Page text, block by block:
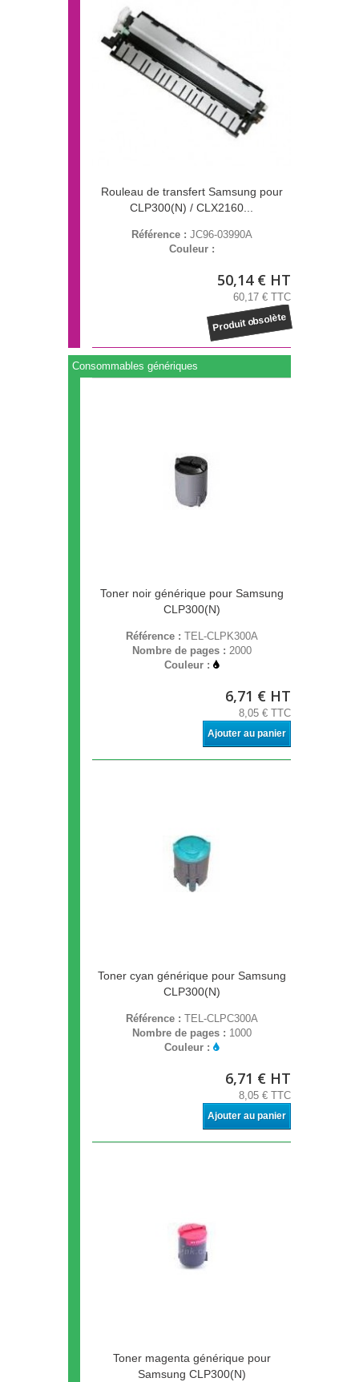
Rouleau de transfert Samsung pour
CLP300(N) / CLX2160...
Référence : JC96-03990A
Couleur :
50,14 € HT
60,17 € TTC
Produit obsolète
Consommables génériques
Toner noir générique pour Samsung
CLP300(N)
Référence : TEL-CLPK300A
Nombre de pages : 2000
Couleur :
6,71 € HT
8,05 € TTC
Ajouter au panier
Toner cyan générique pour Samsung
CLP300(N)
Référence : TEL-CLPC300A
Nombre de pages : 1000
Couleur :
6,71 € HT
8,05 € TTC
Ajouter au panier
Toner magenta générique pour
Samsung CLP300(N)